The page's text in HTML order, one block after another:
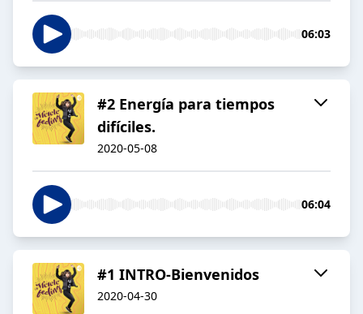
06:03
#2 Energía para tiempos
difíciles.
2020-05-08
06:04
#1 INTRO-Bienvenidos
2020-04-30